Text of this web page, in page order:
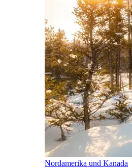
Nordamerika und Kanada